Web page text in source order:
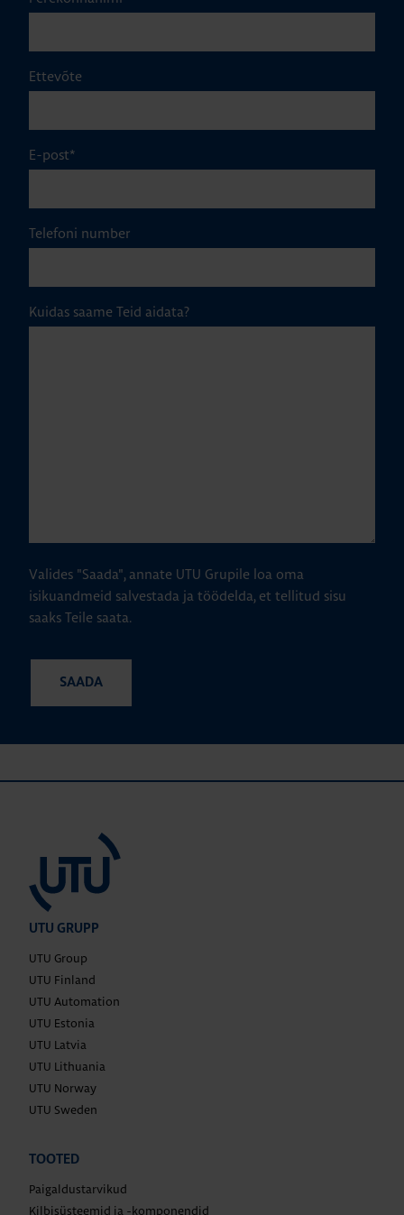
Ettevõte
E-post*
Telefoni number
Kuidas saame Teid aidata?
Valides "Saada", annate UTU Grupile loa oma
isikuandmeid salvestada ja töödelda, et tellitud sisu
saaks Teile saata.
UTU GRUPP
UTU Group
UTU Finland
UTU Automation
UTU Estonia
UTU Latvia
UTU Lithuania
UTU Norway
UTU Sweden
TOOTED
Paigaldustarvikud
Kilbisüsteemid ja -komponendid